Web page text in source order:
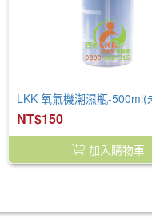
LKK 氧氣機潮濕瓶-500ml(
NT$150
加入購物車